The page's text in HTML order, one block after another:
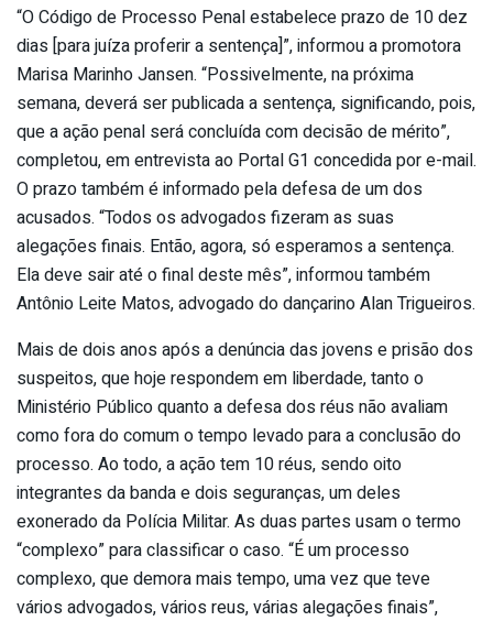
“O Código de Processo Penal estabelece prazo de 10 dez
dias [para juíza proferir a sentença]”, informou a promotora
Marisa Marinho Jansen. “Possivelmente, na próxima
semana, deverá ser publicada a sentença, significando, pois,
que a ação penal será concluída com decisão de mérito”,
completou, em entrevista ao Portal G1 concedida por e-mail.
O prazo também é informado pela defesa de um dos
acusados. “Todos os advogados fizeram as suas
alegações finais. Então, agora, só esperamos a sentença.
Ela deve sair até o final deste mês”, informou também
Antônio Leite Matos, advogado do dançarino Alan Trigueiros.
Mais de dois anos após a denúncia das jovens e prisão dos
suspeitos, que hoje respondem em liberdade, tanto o
Ministério Público quanto a defesa dos réus não avaliam
como fora do comum o tempo levado para a conclusão do
processo. Ao todo, a ação tem 10 réus, sendo oito
integrantes da banda e dois seguranças, um deles
exonerado da Polícia Militar. As duas partes usam o termo
“complexo” para classificar o caso. “É um processo
complexo, que demora mais tempo, uma vez que teve
vários advogados, vários reus, várias alegações finais”,